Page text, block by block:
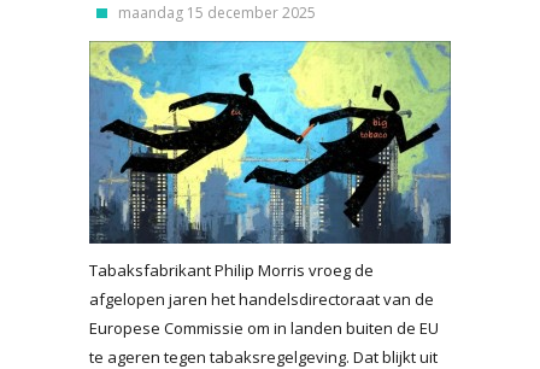
maandag 15 december 2025
Tabaksfabrikant Philip Morris vroeg de
afgelopen jaren het handelsdirectoraat van de
Europese Commissie om in landen buiten de EU
te ageren tegen tabaksregelgeving. Dat blijkt uit